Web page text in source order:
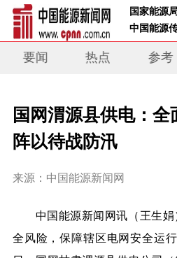
国家能源
中国能源
要闻 热点 参考
国网渭源县供电：
阵以待战防汛
来源：中国能源新闻网
中国能源新闻网讯 （王生娟
全风险，保障辖区电网安全运